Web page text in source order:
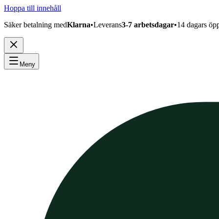
Hoppa till innehåll
Säker betalning medKlarna•Leverans3-7 arbetsdagar•14 dagars
Meny